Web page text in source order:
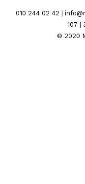
010 244 02 42 |
107 |
© 2020